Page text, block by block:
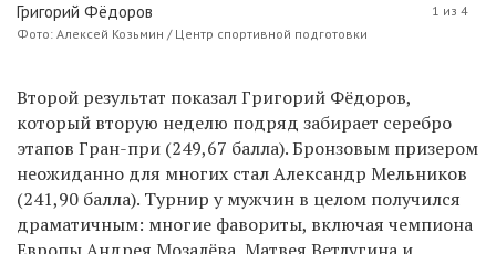
Григорий Фёдоров
Фото: Алексей Козьмин / Центр спортивной подготовки
1 из 4
Второй результат показал Григорий Фёдоров,
который вторую неделю подряд забирает серебро
этапов Гран-при (249,67 балла). Бронзовым призером
неожиданно для многих стал Александр Мельников
(241,90 балла). Турнир у мужчин в целом получился
драматичным: многие фавориты, включая чемпиона